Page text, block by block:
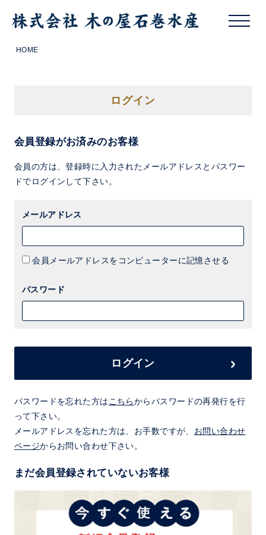
HOME
ログイン
会員登録がお済みのお客様
会員の方は、登録時に入力されたメールアドレスとパスワー
ドでログインして下さい。
メールアドレス
会員メールアドレスをコンピューターに記憶させる
パスワード
ログイン
パスワードを忘れた方は こちらからパスワードの再発行を行
って下さい。
メールアドレスを忘れた方は、お手数ですが、 お問い合わせ
ページからお問い合わせ下さい。
まだ会員登録されていないお客様